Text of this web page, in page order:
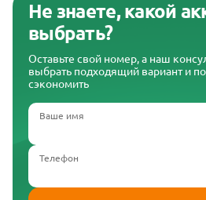
Не знаете, какой
выбрать?
Оставьте свой номер, а наш
выбрать подходящий вариант и
сэкономить
Ваше имя
Телефон